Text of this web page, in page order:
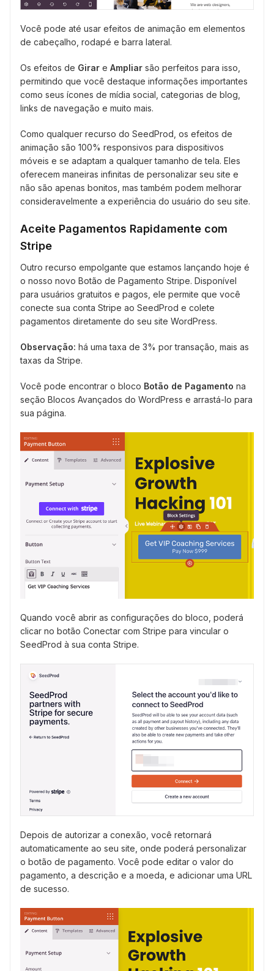
Você pode até usar efeitos de animação em elementos
de cabeçalho, rodapé e barra lateral.
Os efeitos de Girar e Ampliar são perfeitos para isso,
permitindo que você destaque informações importantes
como seus ícones de mídia social, categorias de blog,
links de navegação e muito mais.
Como qualquer recurso do SeedProd, os efeitos de
animação são 100% responsivos para dispositivos
móveis e se adaptam a qualquer tamanho de tela. Eles
oferecem maneiras infinitas de personalizar seu site e
não são apenas bonitos, mas também podem melhorar
consideravelmente a experiência do usuário do seu site.
Aceite Pagamentos Rapidamente com
Stripe
Outro recurso empolgante que estamos lançando hoje é
o nosso novo Botão de Pagamento Stripe. Disponível
para usuários gratuitos e pagos, ele permite que você
conecte sua conta Stripe ao SeedProd e colete
pagamentos diretamente do seu site WordPress.
Observação: há uma taxa de 3% por transação, mais as
taxas da Stripe.
Você pode encontrar o bloco Botão de Pagamento na
seção Blocos Avançados do WordPress e arrastá-lo para
sua página.
Quando você abrir as configurações do bloco, poderá
clicar no botão Conectar com Stripe para vincular o
SeedProd à sua conta Stripe.
Depois de autorizar a conexão, você retornará
automaticamente ao seu site, onde poderá personalizar
o botão de pagamento. Você pode editar o valor do
pagamento, a descrição e a moeda, e adicionar uma URL
de sucesso.